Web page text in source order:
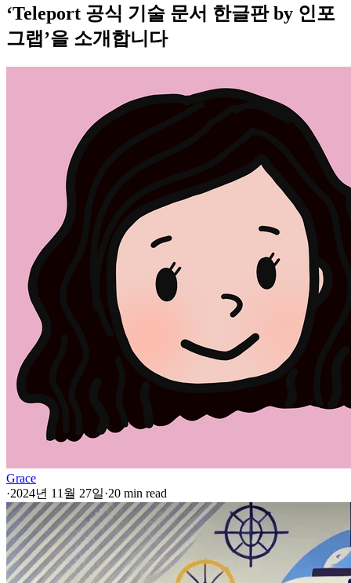
‘Teleport 공식 기술 문서 한글판 by 인포
그랩’을 소개합니다
Grace
·2024년 11월 27일·20 min read